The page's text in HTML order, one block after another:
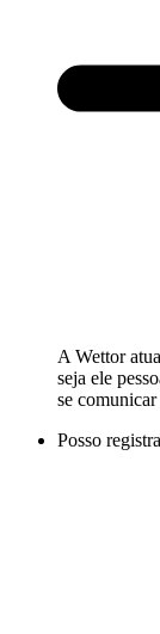
A Wettor
seja ele
se
Posso